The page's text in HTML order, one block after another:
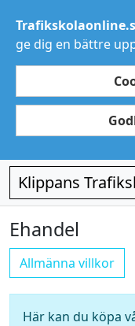
ge dig en bättre
Klippans
Ehandel
Allmänna villkor
Här kan du köpa